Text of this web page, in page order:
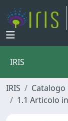
IRIS
IRIS Catalogo
1.1 Articolo